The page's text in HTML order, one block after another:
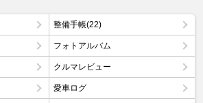
整備手帳(22)
フォトアルバム
クルマレビュー
愛車ログ